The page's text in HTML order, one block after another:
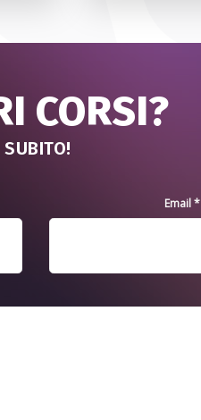
CORSI?
Email *